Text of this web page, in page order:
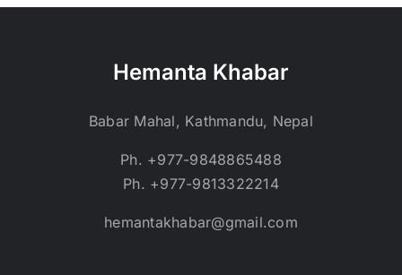
Hemanta Khabar
Babar Mahal, Kathmandu, Nepal
Ph. +977-9848865488
Ph. +977-9813322214
hemantakhabar@gmail.com